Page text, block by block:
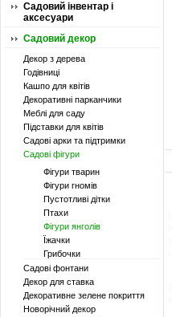
Садовий інвентар і
аксесуари
Садовий декор
Декор з дерева
Годівниці
Кашпо для квітів
Декоративні парканчики
Меблі для саду
Підставки для квітів
Садові арки та підтримки
Садові фігури
Фігури тварин
Фігури гномів
Пустотливі дітки
Птахи
Фігури янголів
Їжачки
Грибочки
Садові фонтани
Декор для ставка
Декоративне зелене покриття
Новорічний декор